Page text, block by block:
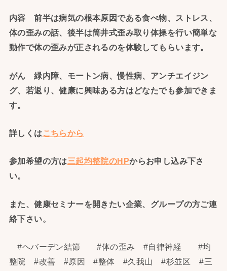
内容 前半は病気の根本原因である食べ物、ストレス、
体の歪みの話、後半は筒井式歪み取り体操を行い簡単な
動作で体の歪みが正されるのを体験してもらいます。
がん 緑内障、モートン病、慢性病、アンチエイジン
グ、若返り、健康に興味ある方はどなたでも参加できま
す。
詳しくは こちらから
参加希望の方は三起均整院のHPからお申し込み下さ
い。
また、健康セミナーを開きたい企業、グループの方ご連
絡下さい。
#ヘバーデン結節 #体の歪み #自律神経 #均
整院 #改善 #原因 #整体 #久我山 #杉並区 #三